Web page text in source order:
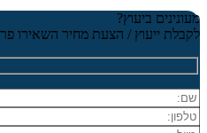
מעונינים ביעוץ?
לקבלת ייעוץ / הצעת מחיר השאירו